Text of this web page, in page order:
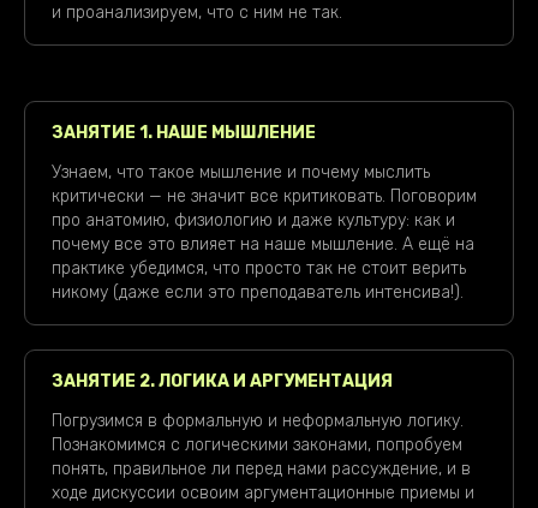
и проанализируем, что с ним не так.
ЗАНЯТИЕ 1. НАШЕ МЫШЛЕНИЕ
Узнаем, что такое мышление и почему мыслить
критически — не значит все критиковать. Поговорим
про анатомию, физиологию и даже культуру: как и
почему все это влияет на наше мышление. А ещё на
практике убедимся, что просто так не стоит верить
никому (даже если это преподаватель интенсива!).
ЗАНЯТИЕ 2. ЛОГИКА И АРГУМЕНТАЦИЯ
Погрузимся в формальную и неформальную логику.
Познакомимся с логическими законами, попробуем
понять, правильное ли перед нами рассуждение, и в
ходе дискуссии освоим аргументационные приемы и